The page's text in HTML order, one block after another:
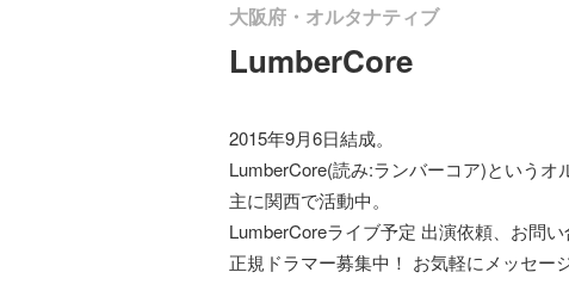
大阪府・オルタナティブ
LumberCore
2015年9月6日結成。
LumberCore(読み:ランバーコア)というオ
主に関西で活動中。
LumberCoreライブ予定 出演依頼、お問い
正規ドラマー募集中！ お気軽にメッセー